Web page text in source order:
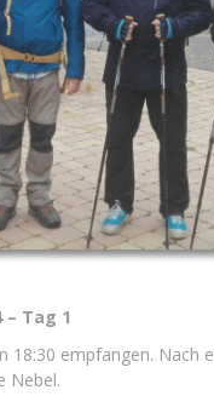
Tag 1
empfangen. Nach
Nebel.